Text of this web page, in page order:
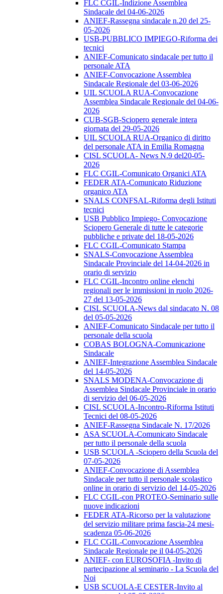
FLC CGIL-Indizione Assemblea
Sindacale del 04-06-2026
ANIEF-Rassegna sindacale n.20 del 25-
05-2026
USB-PUBBLICO IMPIEGO-Riforma dei
tecnici
ANIEF-Comunicato sindacale per tutto il
personale ATA
ANIEF-Convocazione Assemblea
Sindacale Regionale del 03-06-2026
UIL SCUOLA RUA-Convocazione
Assemblea Sindacale Regionale del 04-06-
2026
CUB-SGB-Sciopero generale intera
giornata del 29-05-2026
UIL SCUOLA RUA-Organico di diritto
del personale ATA in Emilia Romagna
CISL SCUOLA- News N.9 del20-05-
2026
FLC CGIL-Comunicato Organici ATA
FEDER ATA-Comunicato Riduzione
organico ATA
SNALS CONFSAL-Riforma degli Istituti
tecnici
USB Pubblico Impiego- Convocazione
Sciopero Generale di tutte le categorie
pubbliche e private del 18-05-2026
FLC CGIL-Comunicato Stampa
SNALS-Convocazione Assemblea
Sindacale Provinciale del 14-04-2026 in
orario di servizio
FLC CGIL-Incontro online elenchi
regionali per le immissioni in ruolo 2026-
27 del 13-05-2026
CISL SCUOLA-News dal sindacato N. 08
del 05-05-2026
ANIEF-Comunicato Sindacale per tutto il
personale della scuola
COBAS BOLOGNA-Comunicazione
Sindacale
ANIEF-Integrazione Assemblea Sindacale
del 14-05-2026
SNALS MODENA-Convocazione di
Assemblea Sindacale Provinciale in orario
di servizio del 06-05-2026
CISL SCUOLA-Incontro-Riforma Istituti
Tecnici del 08-05-2026
ANIEF-Rassegna Sindacale N. 17/2026
ASA SCUOLA-Comunicato Sindacale
per tutto il personale della scuola
USB SCUOLA -Sciopero della Scuola del
07-05-2026
ANIEF-Convocazione di Assemblea
Sindacale per tutto il personale scolastico
online in orario di servizio del 14-05-2026
FLC CGIL-con PROTEO-Seminario sulle
nuove indicazioni
FEDER ATA-Ricorso per la valutazione
del servizio militare prima fascia-24 mesi-
scadenza 05-06-2026
FLC CGIL-Convocazione Assemblea
Sindacale Regionale pe il 04-05-2026
ANIEF- con EUROSOFIA -Invito di
partecipazione al seminario - La Scuola del
Noi
USB SCUOLA-E CESTER-Invito al